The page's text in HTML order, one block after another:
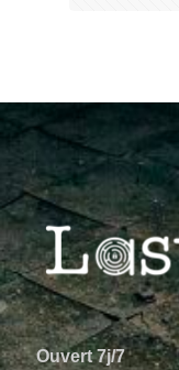
Ouvert 7j/7